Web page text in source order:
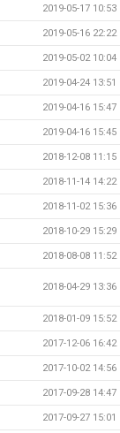
2019-05-17 10:53
2019-05-16 22:22
2019-05-02 10:04
2019-04-24 13:51
2019-04-16 15:47
2019-04-16 15:45
2018-12-08 11:15
2018-11-14 14:22
2018-11-02 15:36
2018-10-29 15:29
2018-08-08 11:52
2018-04-29 13:36
2018-01-09 15:52
2017-12-06 16:42
2017-10-02 14:56
2017-09-28 14:47
2017-09-27 15:01